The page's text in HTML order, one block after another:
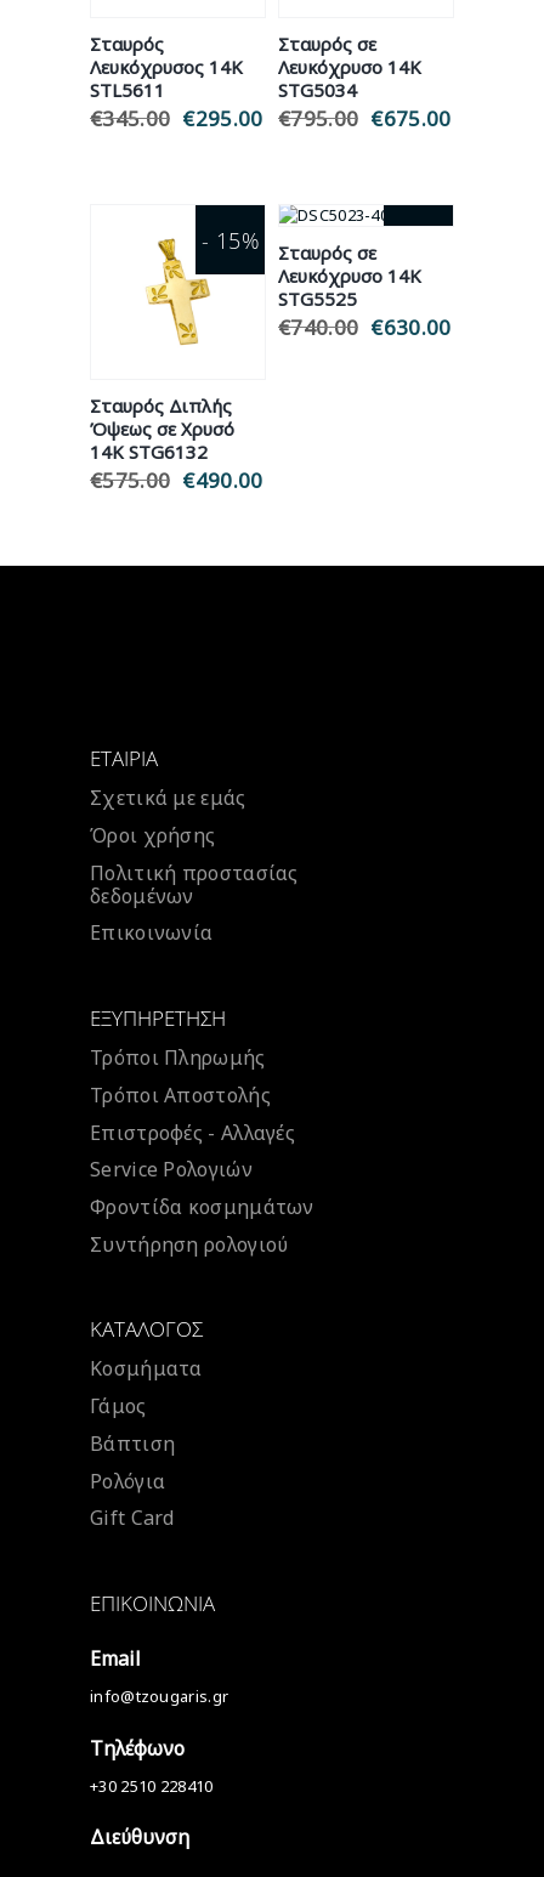
Σταυρός
Λευκόχρυσος 14Κ
STL5611
€345.00 Original
€295.00 Η
€295.00.
Σταυρός σε
Λευκόχρυσο 14Κ
STG5034
€795.00 Original
€675.00
€675.00.
- 15%
Σταυρός Διπλής
Όψεως σε Χρυσό
14Κ STG6132
€575.00 Original
€490.00
€490.00.
Σταυρός σε
Λευκόχρυσο 14Κ
STG5525
€740.00 Original
€630.00
ΕΤΑΙΡΊΑ
Σχετικά με εμάς
Όροι χρήσης
Πολιτική προστασίας
δεδομένων
Επικοινωνία
ΕΞΥΠΗΡΈΤΗΣΗ
Τρόποι Πληρωμής
Τρόποι Αποστολής
Επιστροφές - Αλλαγές
Service Ρολογιών
Φροντίδα κοσμημάτων
Συντήρηση ρολογιού
ΚΑΤΆΛΟΓΟΣ
Κοσμήματα
Γάμος
Βάπτιση
Ρολόγια
Gift Card
ΕΠΙΚΟΙΝΩΝΊΑ
Email
info@tzougaris.gr
Τηλέφωνο
+30 2510 228410
Διεύθυνση